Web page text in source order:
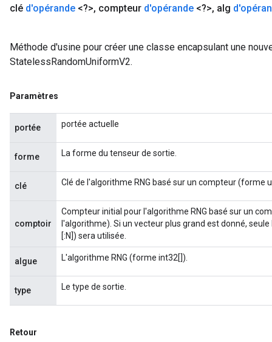
clé d'opérande <?>, compteur d'opérande <?>, alg
Méthode d'usine pour créer une classe encapsulant une
StatelessRandomUniformV2.
Paramètres
portée portée actuelle
forme La forme du tenseur de sortie.
clé Clé de l'algorithme RNG basé sur un compteur (forme
comptoir
Compteur initial pour l'algorithme RNG basé sur un
l'algorithme). Si un vecteur plus grand est donné,
[:N]) sera utilisée.
algue L'algorithme RNG (forme int32[]).
type Le type de sortie.
Retour